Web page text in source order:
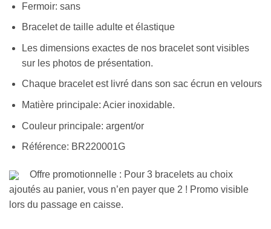
Fermoir: sans
Bracelet de taille adulte et élastique
Les dimensions exactes de nos bracelet sont visibles
sur les photos de présentation.
Chaque bracelet est livré dans son sac écrun en velours
Matière principale: Acier inoxidable.
Couleur principale: argent/or
Référence: BR220001G
Offre promotionnelle : Pour 3 bracelets au choix
ajoutés au panier, vous n’en payer que 2 ! Promo visible
lors du passage en caisse.